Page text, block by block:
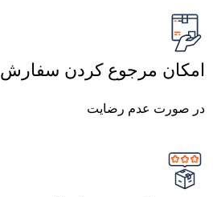
امکان مرجوع کردن سفارش
در صورت عدم رضایت